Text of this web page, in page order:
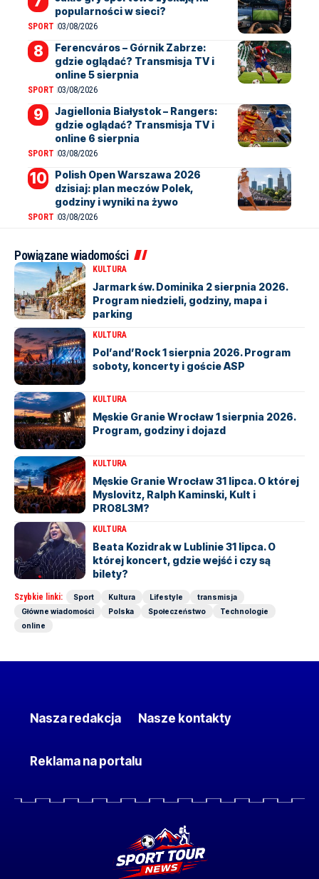
popularności w sieci?
SPORT 03/08/2026
Ferencváros – Górnik Zabrze:
gdzie oglądać? Transmisja TV i
online 5 sierpnia
SPORT 03/08/2026
Jagiellonia Białystok – Rangers:
gdzie oglądać? Transmisja TV i
online 6 sierpnia
SPORT 03/08/2026
Polish Open Warszawa 2026
dzisiaj: plan meczów Polek,
godziny i wyniki na żywo
SPORT 03/08/2026
Powiązane wiadomości
KULTURA
Jarmark św. Dominika 2 sierpnia 2026.
Program niedzieli, godziny, mapa i
parking
KULTURA
Pol’and’Rock 1 sierpnia 2026. Program
soboty, koncerty i goście ASP
KULTURA
Męskie Granie Wrocław 1 sierpnia 2026.
Program, godziny i dojazd
KULTURA
Męskie Granie Wrocław 31 lipca. O której
Myslovitz, Ralph Kaminski, Kult i
PRO8L3M?
KULTURA
Beata Kozidrak w Lublinie 31 lipca. O
której koncert, gdzie wejść i czy są
bilety?
Szybkie linki: Sport Kultura Lifestyle
transmisja
Główne wiadomości
Polska Społeczeństwo
Technologie
online
Nasza redakcja Nasze kontakty
Reklama na portalu